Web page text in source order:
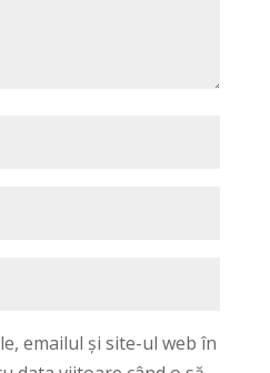
emailul și site-ul web în